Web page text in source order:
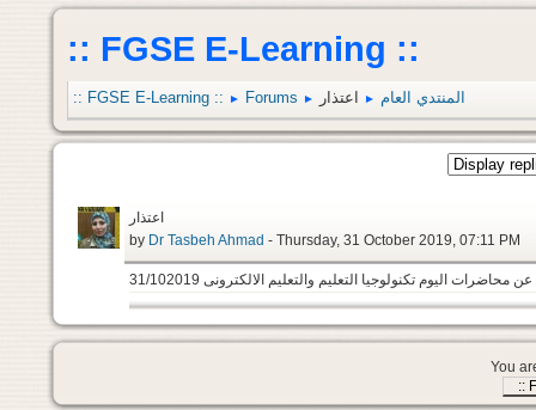
:: FGSE E-Learning ::
:: FGSE E-Learning :: ► Forums ► المنتدي العام ► اعتذار
اعتذار
by Dr Tasbeh Ahmad - Thursday, 31 October 2019, 07:11 PM
اليوم تكنولوجيا التعليم والتعليم الالكترونى 31/102019
You
::